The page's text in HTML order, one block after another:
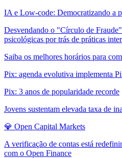
IA e Low-code: Democratizando a
Desvendando o "Círculo de
psicológicas por trás de práticas
Saiba os melhores horários para
Pix: agenda evolutiva implementa
Pix: 3 anos de popularidade recorde
Jovens sustentam elevada taxa de
💎 Open Capital Markets
A verificação de contas está
com o Open Finance